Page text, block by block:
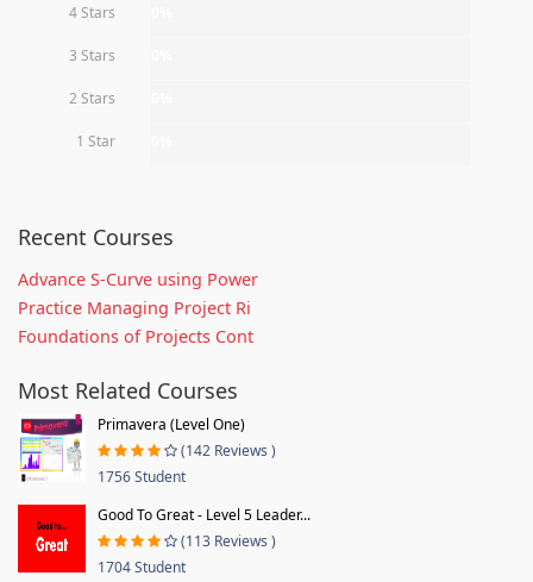
4 Stars
3 Stars
2 Stars
1 Star
Recent Courses
Advance S-Curve using Power
Practice Managing Project Ri
Foundations of Projects Cont
Most Related Courses
Primavera (Level One)
(142 Reviews )
1756 Student
Good To Great - Level 5 Leader...
(113 Reviews )
1704 Student